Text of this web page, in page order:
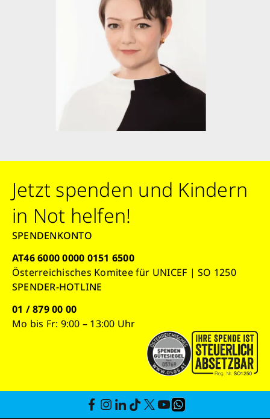
Jetzt spenden und Kindern
in Not helfen!
SPENDENKONTO
AT46 6000 0000 0151 6500
Österreichisches Komitee für UNICEF | SO 1250
SPENDER-HOTLINE
01 / 879 00 00
Mo bis Fr: 9:00 – 13:00 Uhr